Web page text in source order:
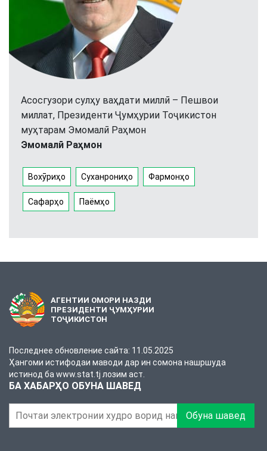
Асосгузори сулҳу ваҳдати миллӣ – Пешвои
миллат, Президенти Ҷумҳурии Тоҷикистон
муҳтарам Эмомалӣ Раҳмон
Эмомалӣ Раҳмон
Вохӯриҳо Суханрониҳо Фармонҳо
Сафарҳо Паёмҳо
АГЕНТИИ ОМОРИ НАЗДИ
ПРЕЗИДЕНТИ ҶУМҲУРИИ
ТОҶИКИСТОН
Последнее обновление сайта: 11.05.2025
Ҳангоми истифодаи маводи дар ин сомона нашршуда
истинод ба www.stat.tj лозим аст.
БА ХАБАРҲО ОБУНА ШАВЕД
Обуна шавед